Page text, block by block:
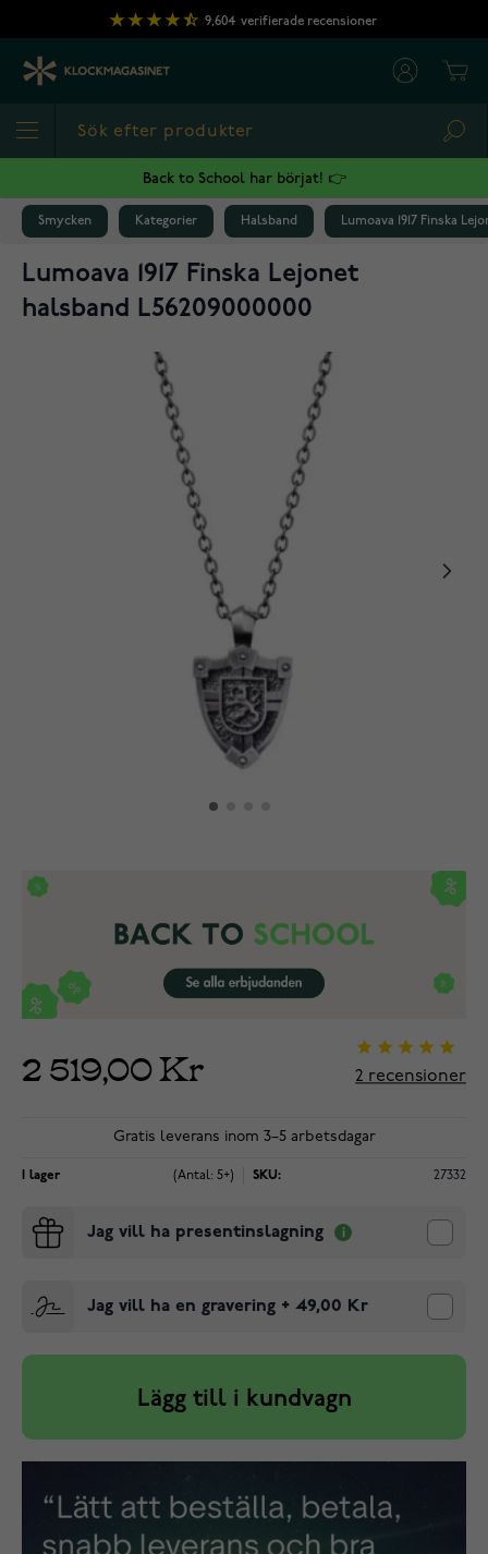
Hoppa till innehållet
9,604 verifierade recensioner
Back to School har börjat! 👉
Smycken Kategorier Halsband Lumoava 1917 Finska
Lumoava 1917 Finska Lejonet
halsband L56209000000
2 519,00 Kr 2 recensioner
Gratis leverans inom 3–5 arbetsdagar
I lager (Antal: 5+) SKU: 27332
Jag vill ha presentinslagning
Jag vill ha en gravering + 49,00 Kr
Lägg till i kundvagn